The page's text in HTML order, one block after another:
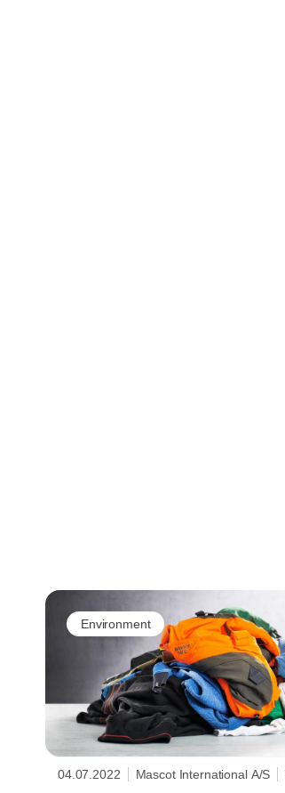
Environment
04.07.2022 Mascot International A/S